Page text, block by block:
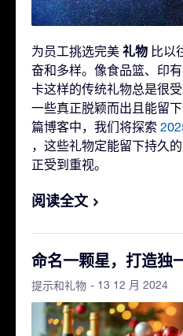
为员工挑选完美 礼物 比以
奋和多样。像食品篮、印
卡这样的传统礼物总是很
一些真正脱颖而出且能留
篇博客中，我们将探索
，这些礼物定能留下持久
正受到重视。
阅读全文
命名一颗星，打造独
提示和礼物 - 13 12 月 2024